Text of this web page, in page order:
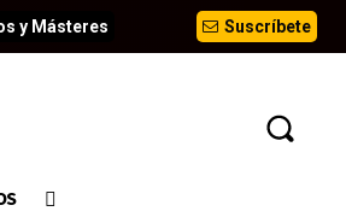
Suscríbete
y Másteres